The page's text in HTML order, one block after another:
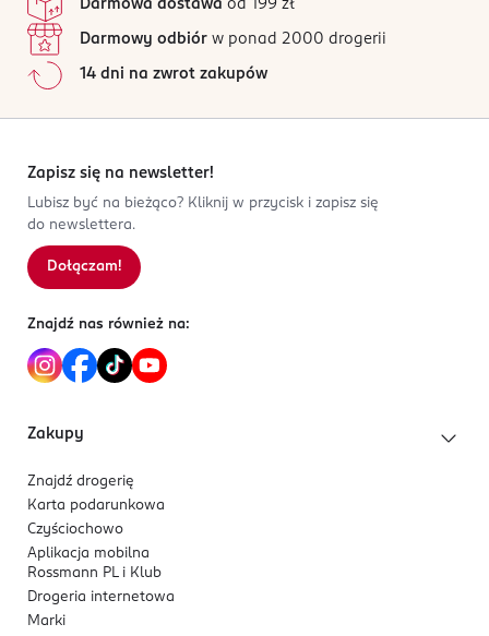
Nuty głowy: Mięta, Bergamotka, Cytryna Amalfi
Nuty serca: Lawenda, Cynamon, Kwiat afrykańskiej
pomarańczy, Róża, Rozmaryn
Nuty bazy: Fasolka tonka, Drzewo sandałowe, Drzewo
oczy. Łatwopalna ciecz.
OSOBA/PODMIOT ODPOWIEDZIALNY
L.N.C
customerservice@pmarly.com
2123523222
Kod EAN
Darmowa dostawa od 199 zł
Darmowy odbiór w ponad 2000 drogerii
14 dni na zwrot zakupów
Zapisz się na newsletter!
Lubisz być na bieżąco? Kliknij w przycisk i zapisz się
do newslettera.
Dołączam!
Znajdź nas również na:
Zakupy
Znajdź drogerię
Karta podarunkowa
Czyściochowo
Aplikacja mobilna
Rossmann PL i Klub
Drogeria internetowa
Marki